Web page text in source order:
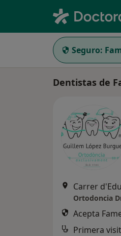
Seguro:
Dentistas de
Acepta
Primera